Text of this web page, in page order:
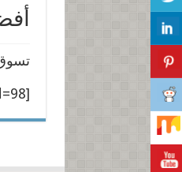
[affegg id=98]